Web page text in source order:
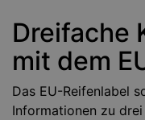
Dreifache
mit dem
Das EU-Reifenlabel
Informationen zu